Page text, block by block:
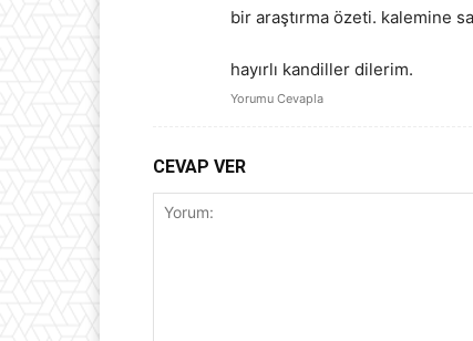
bir araştırma özeti. kalemine
hayırlı kandiller dilerim.
Yorumu Cevapla
CEVAP VER